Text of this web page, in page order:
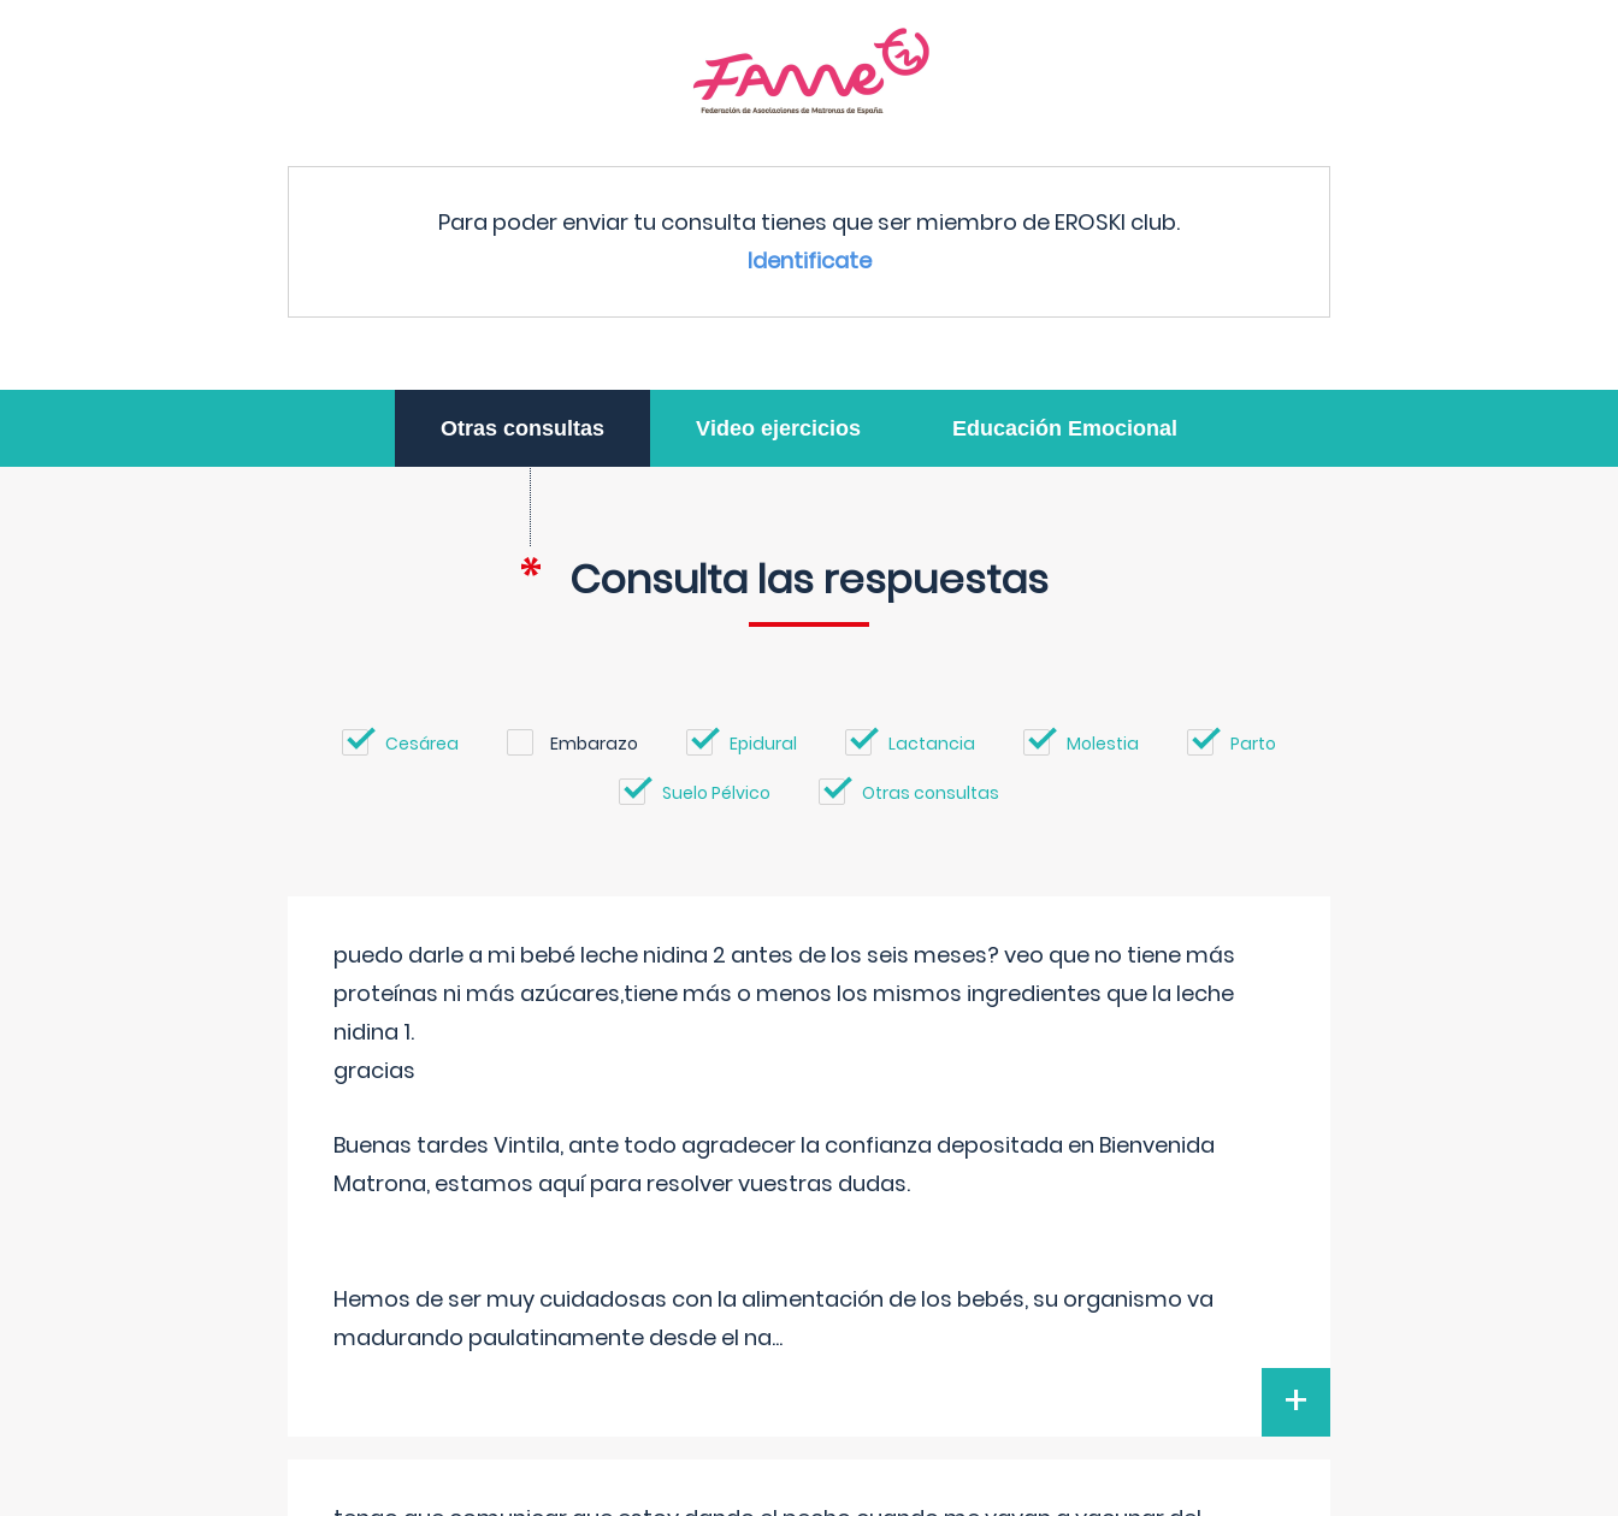
Para poder enviar tu consulta tienes que ser miembro de EROSKI club.
Identificate
Otras consultas Video ejercicios Educación Emocional
Consulta las respuestas
Cesárea Embarazo Epidural Lactancia Molestia Parto
Suelo Pélvico Otras consultas
puedo darle a mi bebé leche nidina 2 antes de los seis meses? veo que no tiene más
proteínas ni más azúcares,tiene más o menos los mismos ingredientes que la leche
nidina 1.
gracias
Buenas tardes Vintila, ante todo agradecer la confianza depositada en Bienvenida
Matrona, estamos aquí para resolver vuestras dudas.
Hemos de ser muy cuidadosas con la alimentación de los bebés, su organismo va
madurando paulatinamente desde el na...
+